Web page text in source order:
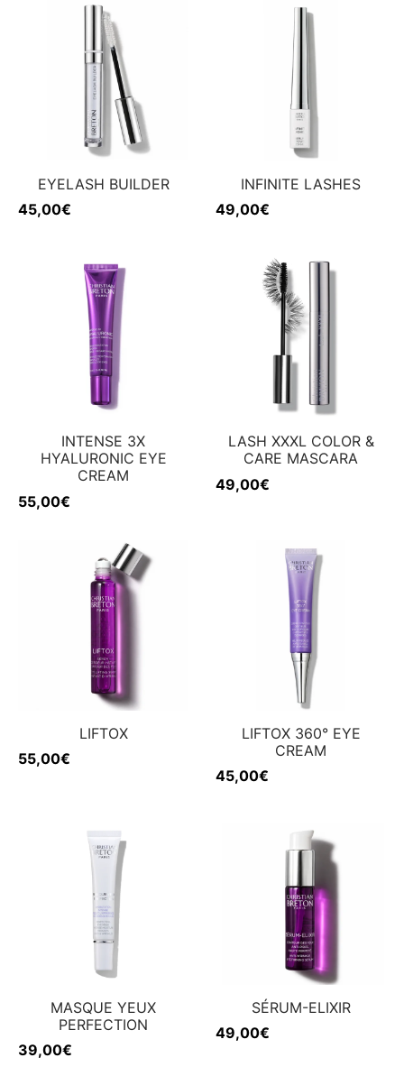
EYELASH BUILDER
45,00€
INFINITE LASHES
49,00€
INTENSE 3X
HYALURONIC EYE
CREAM
55,00€
LASH XXXL COLOR &
CARE MASCARA
49,00€
LIFTOX
55,00€
LIFTOX 360° EYE
CREAM
45,00€
MASQUE YEUX
PERFECTION
39,00€
SÉRUM-ELIXIR
49,00€